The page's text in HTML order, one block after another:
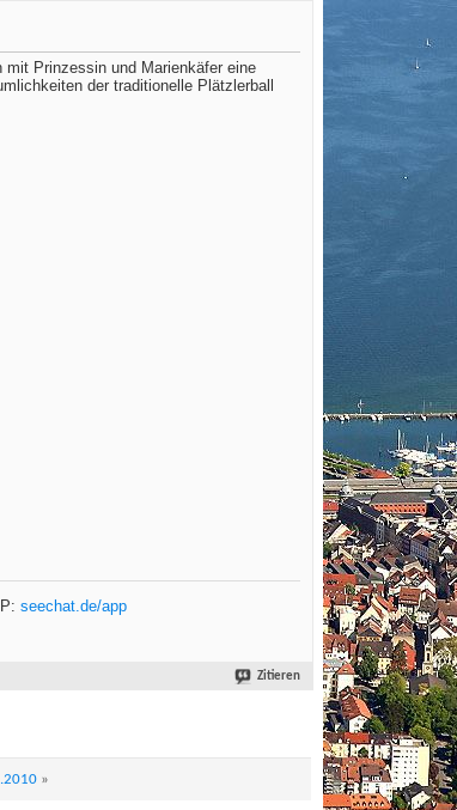
mit Prinzessin und Marienkäfer eine
der traditionelle Plätzlerball
seechat.de/app
Zitieren
»